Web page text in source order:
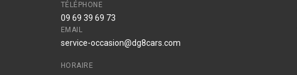
TÉLÉPHONE
09 69 39 69 73
EMAIL
service-occasion@dg8cars.com
HORAIRE